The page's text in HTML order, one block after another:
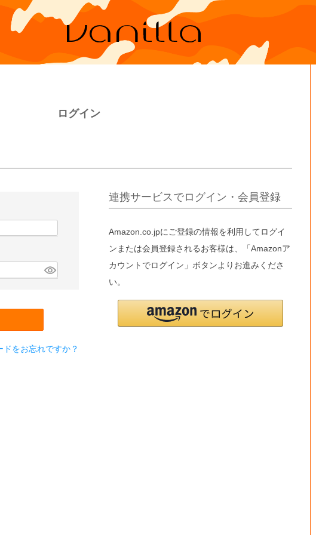
ログイン
ドをお忘れですか？
連携サービスでログイン・会員登録
Amazon.co.jpにご登録の情報を利用してログイ
ンまたは会員登録されるお客様は、「Amazonア
カウントでログイン」ボタンよりお進みくださ
い。